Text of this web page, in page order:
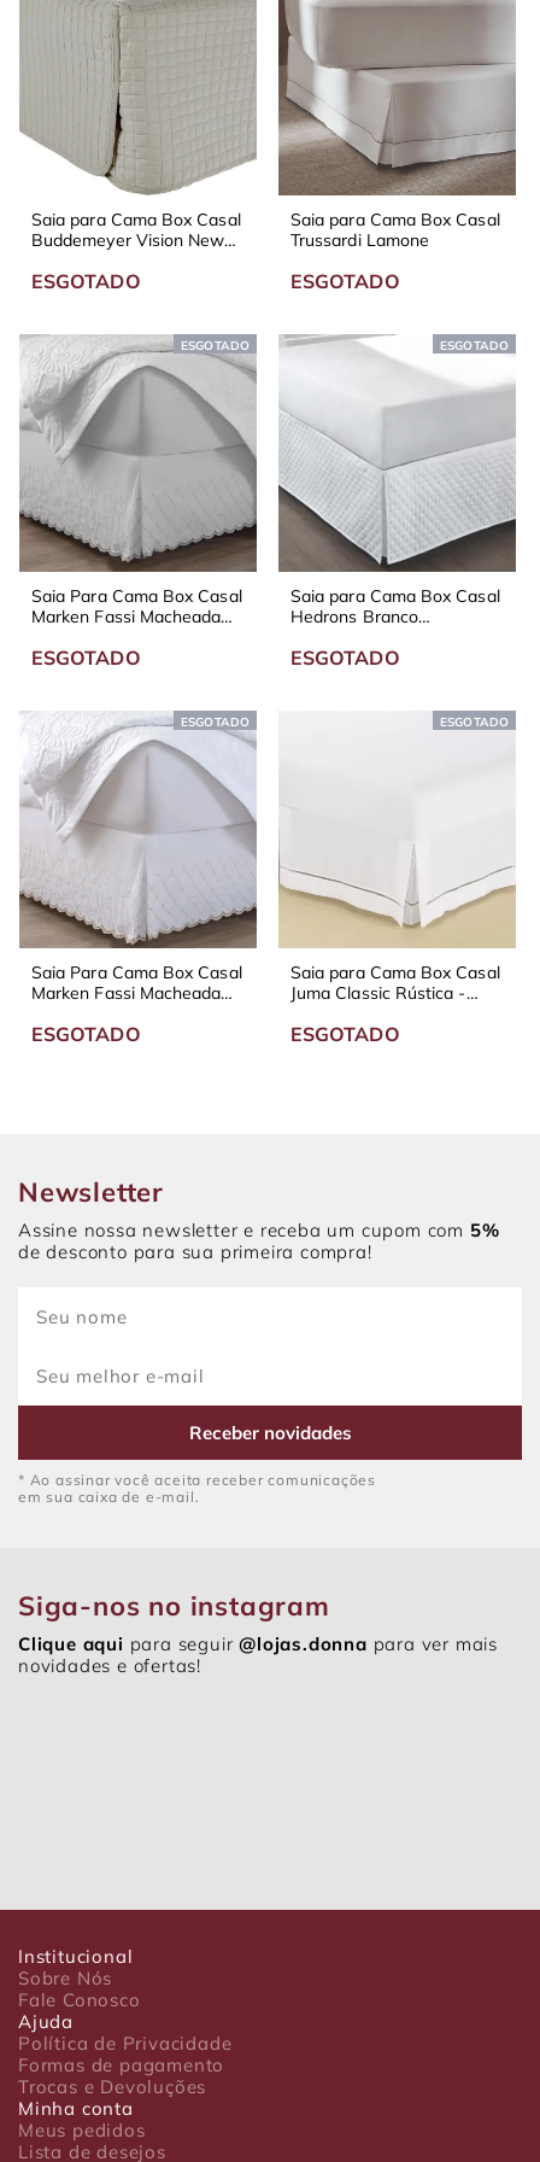
Saia para Cama Box Casal
Buddemeyer Vision New
ESGOTADO
Saia para Cama Box Casal
Trussardi Lamone
ESGOTADO
ESGOTADO
Saia Para Cama Box Casal
Marken Fassi Macheada
ESGOTADO
ESGOTADO
Saia para Cama Box Casal
Hedrons Branco
ESGOTADO
ESGOTADO
Saia Para Cama Box Casal
Marken Fassi Macheada
ESGOTADO
ESGOTADO
Saia para Cama Box Casal
Juma Classic Rústica -
ESGOTADO
Newsletter
Assine nossa newsletter e receba um cupom com 5%
de desconto para sua primeira compra!
Receber novidades
* Ao assinar você aceita receber comunicações
em sua caixa de e-mail.
Siga-nos no instagram
Clique aqui para seguir@lojas.donna para ver mais
novidades e ofertas!
Institucional
Sobre Nós
Fale Conosco
Ajuda
Política de Privacidade
Formas de pagamento
Trocas e Devoluções
Minha conta
Meus pedidos
Lista de desejos